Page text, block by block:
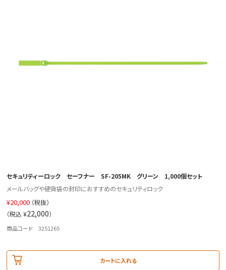
セキュリティーロック セーフナー SF-205MK グリーン 1,000個セット
メールバッグや硬貨袋の封印におすすめのセキュリティロック
¥20,000 （税抜）
（税込 ¥22,000）
商品コード 3251265
カートに入れる